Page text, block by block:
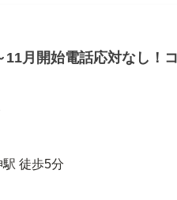
11月開始電話応対なし！
徒歩5分